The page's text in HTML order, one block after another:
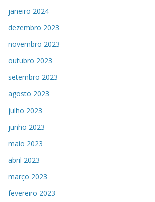
janeiro 2024
dezembro 2023
novembro 2023
outubro 2023
setembro 2023
agosto 2023
julho 2023
junho 2023
maio 2023
abril 2023
março 2023
fevereiro 2023